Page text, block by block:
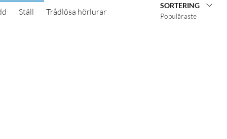
Ställ
Trådlösa hörlurar
SORTERING
Populäraste